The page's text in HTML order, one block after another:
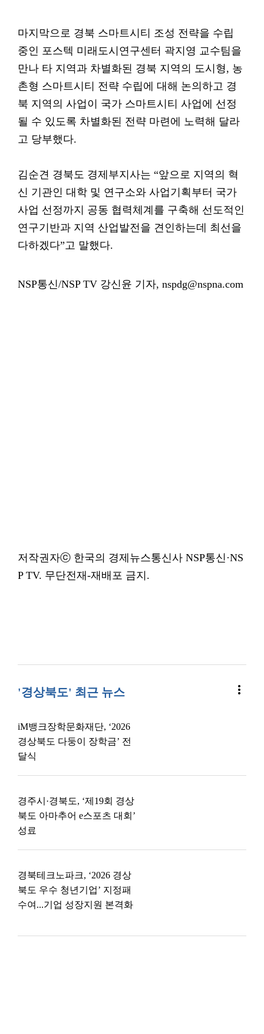
마지막으로 경북 스마트시티 조성 전략을 수립
중인 포스텍 미래도시연구센터 곽지영 교수팀을
만나 타 지역과 차별화된 경북 지역의 도시형, 농
촌형 스마트시티 전략 수립에 대해 논의하고 경
북 지역의 사업이 국가 스마트시티 사업에 선정
될 수 있도록 차별화된 전략 마련에 노력해 달라
고 당부했다.
김순견 경북도 경제부지사는 “앞으로 지역의 혁
신 기관인 대학 및 연구소와 사업기획부터 국가
사업 선정까지 공동 협력체계를 구축해 선도적인
연구기반과 지역 산업발전을 견인하는데 최선을
다하겠다”고 말했다.
NSP통신/NSP TV 강신윤 기자, nspdg@nspna.com
저작권자ⓒ 한국의 경제뉴스통신사 NSP통신·NS
P TV. 무단전재-재배포 금지.
'경상북도' 최근 뉴스 more_vert
iM뱅크장학문화재단, ‘2026
경상북도 다둥이 장학금’ 전
달식
경주시·경북도, ‘제19회 경상
북도 아마추어 e스포츠 대회’
성료
경북테크노파크, ‘2026 경상
북도 우수 청년기업’ 지정패
수여...기업 성장지원 본격화